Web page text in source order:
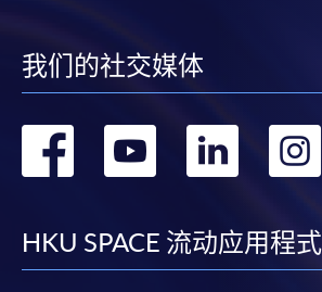
我们的社交媒体
转
facebook
转
youtube
转
HKU SPACE 流动应用程式